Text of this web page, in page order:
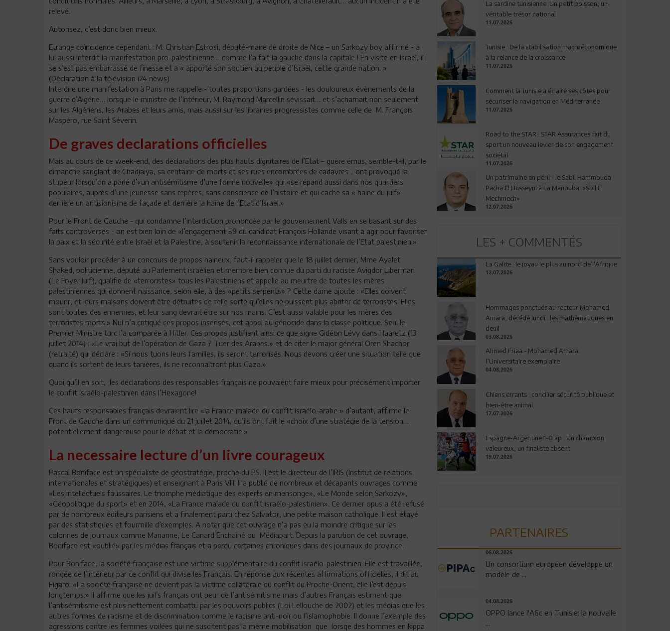
relevé.
Autorisez, c’est donc bien mieux.
Etrange coïncidence cependant : M. Christian Estrosi, député-maire de droite de Nice – un Sarkozy boy affirmé - a
lui aussi interdit la manifestation pro-palestinienne… comme l’a fait la gauche dans la capitale ! En visite en Israël, il
se s’est pas embarrassé de finesse et a « apporté son soutien au peuple d’Israël, cette grande nation. »
(Déclaration à la télévision i24 news)
Interdire une manifestation à Paris me rappelle - toutes proportions gardées - les douloureux évènements de la
guerre d’Algérie… lorsque le ministre de l’Intérieur, M. Raymond Marcellin sévissait… et s’acharnait non seulement
sur les Algériens, les Arabes et leurs amis, mais aussi sur les librairies progressistes comme celle de M. François
Maspéro, rue Saint Séverin.
De graves declarations officielles
Mais au cours de ce week-end, des déclarations des plus hauts dignitaires de l’Etat – guère émus, semble-t-il, par le
dimanche sanglant de Chadjaiya, sa centaine de morts et ses rues encombrées de cadavres - ont provoqué la
stupeur lorsqu’on a parlé d’«un antisémitisme d’une forme nouvelle» qui «se répand aussi dans nos quartiers
populaires, auprès d’une jeunesse sans repères, sans conscience de l’histoire et qui cache sa « haine du juif»
derrière un antisionisme de façade et derrière la haine de l’Etat d’Israël.»
Pour le Front de Gauche - qui condamne l’interdiction prononcée par le gouvernement Valls en se basant sur des
faits controversés - on est bien loin de «l’engagement 59 du candidat François Hollande visant à agir pour favoriser
la paix et la sécurité entre Israël et la Palestine, à soutenir la reconnaissance internationale de l’Etat palestinien.»
Sans vouloir procéder à un concours de propos haineux, faut-il rappeler que le 18 juillet dernier, Mme Ayalet
Shaked, politicienne, député au Parlement israélien et membre bien connue du parti du raciste Avigdor Liberman
(Le Foyer Juif), qualifie de «terroristes» tous les Palestiniens et appelle au meurtre de toutes les mères
palestiniennes qui donnent naissance, selon elle, à des «petits serpents» ? Cette dame ajoute : «Elles doivent
mourir, et leurs maisons doivent être détruites de telle sorte qu’elles ne puissent plus abriter de terroristes. Elles
sont toutes des ennemies, et leur sang devrait être sur nos mains. C’est aussi valable pour les mères des
terroristes morts.» Nul n’a critiqué ces propos insensés, cet appel au génocide dans la classe politique. Seul le
Premier Ministre turc l’a comparée à Hitler. Ces propos justifient ainsi ce que signe Gidéon Lévy dans Haaretz (13
juillet 2014) : «Le vrai but de l’opération de Gaza ? Tuer des Arabes.» et de citer le major général Oren Shachor
(retraité) qui déclare : «Si nous tuons leurs familles, ils seront terrorisés. Nous devons créer une situation telle que
quand ils sortent de leurs tanières, ils ne reconnaîtront plus Gaza.»
Quoi qu’il en soit, les déclarations des responsables français ne pouvaient faire mieux pour précisément importer
le conflit israélo-palestinien dans l’Hexagone!
Ces hauts responsables français devraient lire «la France malade du conflit israélo-arabe » d’autant, affirme le
Front de Gauche dans un communiqué du 21 juillet 2014, qu’ils ont fait le «choix d’une stratégie de la tension…
potentiellement dangereuse pour le débat et la démocratie.»
La necessaire lecture d’un livre courageux
Pascal Boniface est un spécialiste de géostratégie, proche du PS. Il est le directeur de l’IRIS (Institut de relations
internationales et stratégiques) et enseignant à Paris VIII. Il a publié de nombreux et décapants ouvrages comme
«Les intellectuels faussaires. Le triomphe médiatique des experts en mensonge», «Le Monde selon Sarkozy»,
«Géopolitique du sport» et en 2014, «La France malade du conflit israélo-palestinien». Ce dernier opus a été refusé
par de nombreux éditeurs parisiens et a finalement paru chez Salvator, une petite maison catholique. Il est étayé
par des statistiques et fourmille d’exemples. A noter que cet ouvrage n’a pas eu la moindre critique sur les
colonnes de journaux comme Marianne, Le Canard Enchaîné ou Médiapart. Depuis la parution de cet ouvrage,
Boniface est «oublié» par les médias français et a perdu certaines chroniques dans des journaux de province.
Pour Boniface, la société française est une victime supplémentaire du conflit israélo-palestinien. Elle est travaillée,
rongée de l’intérieur par ce conflit qui divise les Français. En réponse aux récentes affirmations officielles, il dit au
Figaro: «La société française ne devient pas la victime collatérale du conflit du Proche-Orient, elle l’est depuis
longtemps.» Il affirme que les juifs français ont peur de l’antisémitisme mais d’autres Français estiment que
l’antisémitisme est plus nettement combattu par les pouvoirs publics (Loi Lellouche de 2002) et les médias que les
autres formes de racisme et de discrimination comme le racisme anti-noir ou l’islamophobie. Il donne l’exemple des
agressions contre les femmes voilées qui ne suscitent pas la même mobilisation que lorsqe des hommes en kippa
La sardine tunisienne: Un petit poisson, un
véritable trésor national
11.07.2026
Tunisie : De la stabilisation macroéconomique
à la relance de la croissance
11.07.2026
Comment la Tunisie a éclairé ses côtes pour
sécuriser la navigation en Méditerranée
11.07.2026
Road to the STAR : STAR Assurances fait du
sport un nouveau levier de son engagement
sociétal
11.07.2026
Un patrimoine en péril - le Sabil Hammouda
Pacha El Husseyni à La Manouba: «Sbil El
Mechmech»
12.07.2026
LES + COMMENTÉS
La Galite : le joyau le plus au nord de l'Afrique
12.07.2026
Hommages ponctués au recteur Mohamed
Amara, décédé lundi : les mathématiques en
deuil
03.08.2026
Ahmed Friaa - Mohamed Amara:
l’Universitaire exemplaire
04.08.2026
Chiens errants : concilier sécurité publique et
bien-être animal
17.07.2026
Espagne-Argentine 1-0 ap : Un champion
valeureux, un finaliste absent
19.07.2026
PARTENAIRES
06.08.2026
Un consortium européen développe un
modèle de ...
04.08.2026
OPPO lance l'A6c en Tunisie: la nouvelle